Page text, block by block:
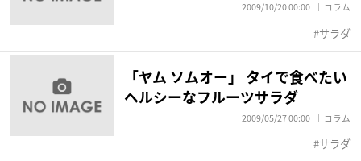
2009/10/20 00:00 コラム
サラダ
「ヤム ソムオー」 タイで食べたい
ヘルシーなフルーツサラダ
2009/05/27 00:00 コラム
サラダ